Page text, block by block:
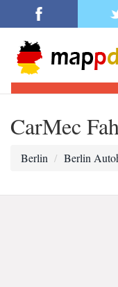
CarMec
Berlin Berlin